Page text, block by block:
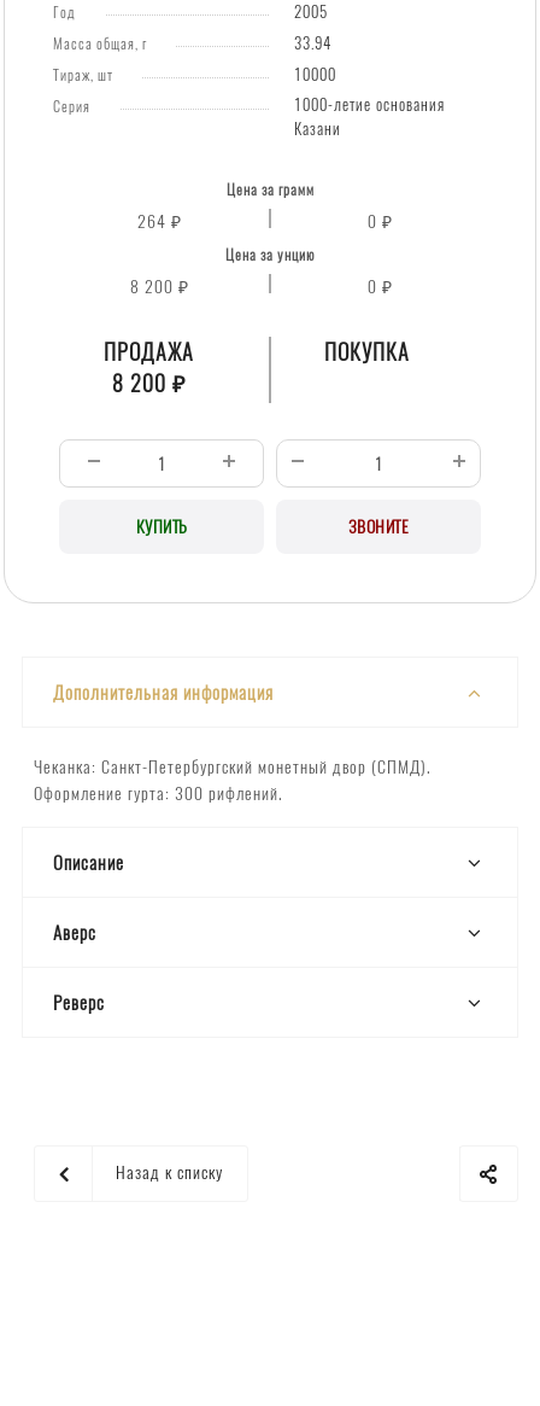
чистого
металла,
Год 2005
Масса общая, г 33.94
Тираж, шт 10000
Серия
1000-летие основания
Казани
Цена за грамм
264 ₽ 0 ₽
Цена за унцию
8 200 ₽ 0 ₽
ПРОДАЖА
8 200 ₽
ПОКУПКА
КУПИТЬ ЗВОНИТЕ
Дополнительная информация
Чеканка: Санкт-Петербургский монетный двор (СПМД).
Оформление гурта: 300 рифлений.
Описание
Аверс
Реверс
Назад к списку